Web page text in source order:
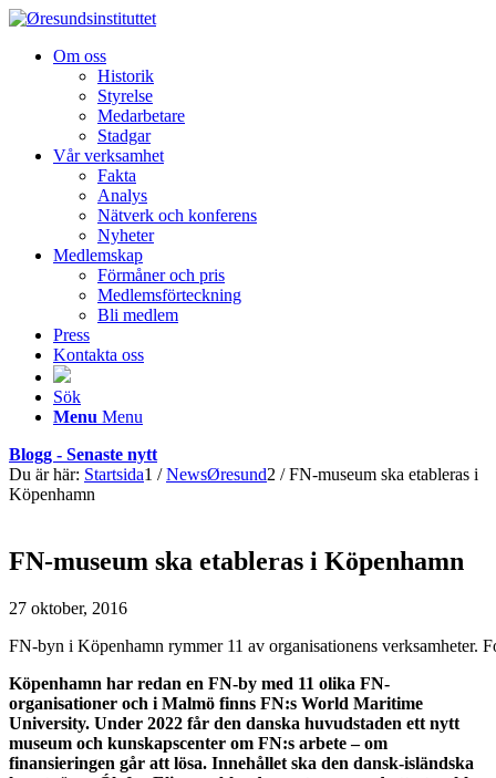
Om oss
Historik
Styrelse
Medarbetare
Stadgar
Vår verksamhet
Fakta
Analys
Nätverk och konferens
Nyheter
Medlemskap
Förmåner och pris
Medlemsförteckning
Bli medlem
Press
Kontakta oss
Sök
Menu Menu
Blogg - Senaste nytt
Du är här: Startsida1 / NewsØresund2 / FN-museum ska etableras i
Köpenhamn
FN-museum ska etableras i Köpenhamn
27 oktober, 2016
FN-byn i Köpenhamn rymmer 11 av organisationens verksamheter.
Köpenhamn har redan en FN-by med 11 olika FN-
organisationer och i Malmö finns FN:s World Maritime
University. Under 2022 får den danska huvudstaden ett nytt
museum och kunskapscenter om FN:s arbete – om
finansieringen går att lösa. Innehållet ska den dansk-isländska